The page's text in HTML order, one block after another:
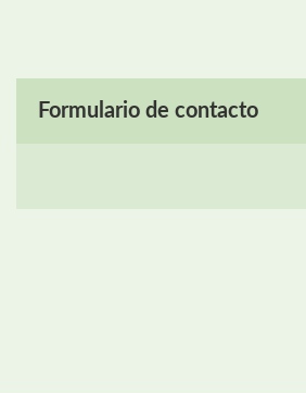
Formulario de contacto